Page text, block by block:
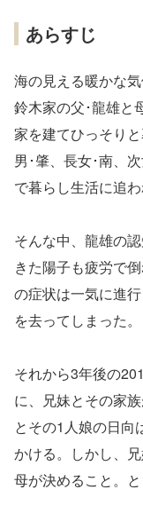
あらすじ
海の⾒える暖かな
鈴⽊家の⽗･⿓雄と
家を建てひっそり
男･肇、⻑⼥･南、
で暮らし⽣活に追わ
そんな中、⿓雄の
きた陽⼦も疲労で
の症状は⼀気に進
を去ってしまった。
それから3年後の
に、兄妹とその家
とその1⼈娘の⽇向
かける。しかし、
⺟が決めること。と